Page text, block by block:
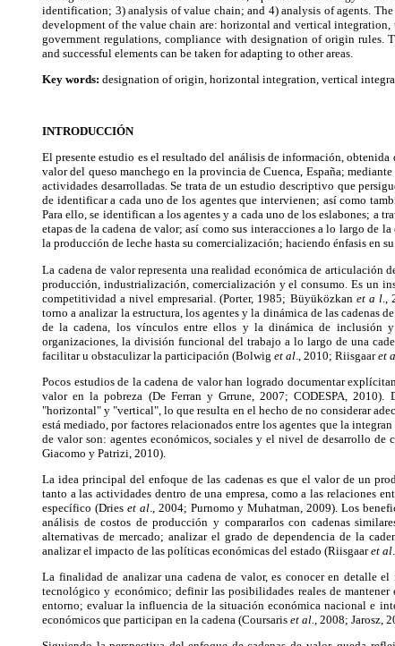
identification; 3) analysis of value chain; and 4) analysis of agents.
development of the value chain are: horizontal and vertical
government regulations, compliance with designation of origin rules.
and successful elements can be taken for adapting to other areas.
Key words: designation of origin, horizontal integration, vertical
INTRODUCCIÓN
El presente estudio es el resultado del análisis de información,
valor del queso manchego en la provincia de Cuenca, España;
actividades desarrolladas. Se trata de un estudio descriptivo que
de identificar a cada uno de los agentes que intervienen; así como
Para ello, se identifican a los agentes y a cada uno de los eslabones; a
etapas de la cadena de valor; así como sus interacciones a lo largo de
la producción de leche hasta su comercialización; haciendo énfasis en
La cadena de valor representa una realidad económica de articulación
producción, industrialización, comercialización y el consumo. Es un
competitividad a nivel empresarial. (Porter, 1985; Büyüközkan et a l.,
torno a analizar la estructura, los agentes y la dinámica de las cadenas
de la cadena, los vínculos entre ellos y la dinámica de inclusión
organizaciones, la división funcional del trabajo a lo largo de una
facilitar u obstaculizar la participación (Bolwig et al ., 2010; Riisgaaret
Pocos estudios de la cadena de valor han logrado documentar
valor en la pobreza (De Ferran y Grrune, 2007; CODESPA,
"horizontal" y "vertical", lo que resulta en el hecho de no considerar
está mediado, por factores relacionados entre los agentes que la
de valor son: agentes económicos, sociales y el nivel de desarrollo
Giacomo y Patrizi, 2010).
La idea principal del enfoque de las cadenas es que el valor de un
tanto a las actividades dentro de una empresa, como a las relaciones
específico (Dries et al., 2004; Purnomo y Muhatman, 2009). Los
análisis de costos de producción y compararlos con cadenas
alternativas de mercado; analizar el grado de dependencia de la
analizar el impacto de las políticas económicas del estado (Riisgaaret al
La finalidad de analizar una cadena de valor, es conocer en detalle
tecnológico y económico; definir las posibilidades reales de
entorno; evaluar la influencia de la situación económica nacional e
económicos que participan en la cadena (Coursaris et al., 2008; Jarosz,